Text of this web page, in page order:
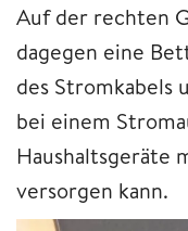
Auf der rechten
dagegen eine
des Stromkabels
bei einem
Haushaltsgeräte
versorgen kann.